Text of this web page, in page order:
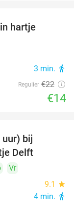
hartje
3 min. directions_walk
Regulier €22
€14
uur) bij
Delft
Vr
9.1 star
4 min. directions_walk